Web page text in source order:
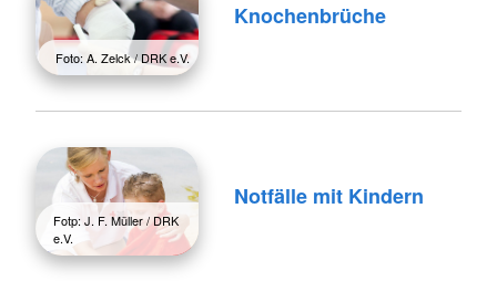
Foto: A. Zelck / DRK e.V.
Knochenbrüche
Fotp: J. F. Müller / DRK
e.V.
Notfälle mit Kindern